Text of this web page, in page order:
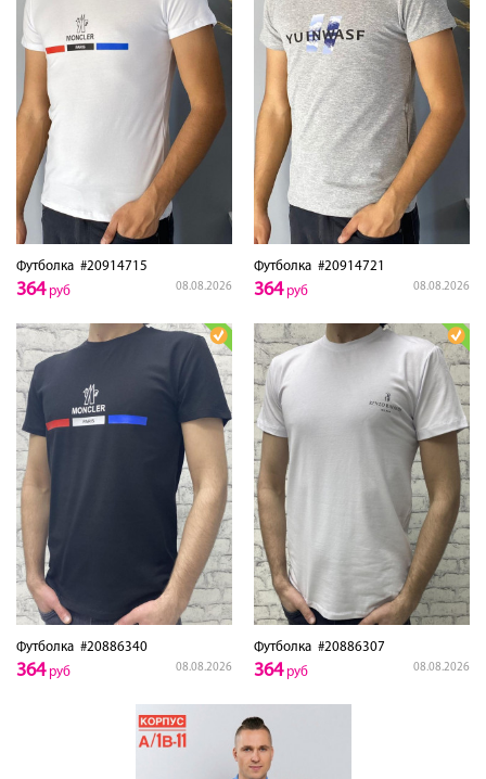
Футболка #20914715
08.08.2026
364руб
Футболка #20914721
08.08.2026
364руб
Футболка #20886340
08.08.2026
364руб
Футболка #20886307
08.08.2026
364руб